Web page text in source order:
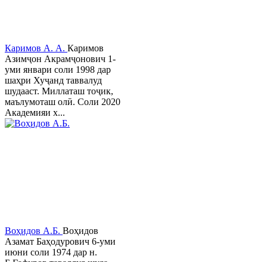
Каримов А. А. Каримов
Азимҷон Акрамҷонович 1-
уми январи соли 1998 дар
шаҳри Хуҷанд таввалуд
шудааст. Миллаташ тоҷик,
маълумоташ олӣ. Соли 2020
Академияи х...
Воҳидов А.Б. Воҳидов
Азамат Баҳодурович 6-уми
июни соли 1974 дар н.